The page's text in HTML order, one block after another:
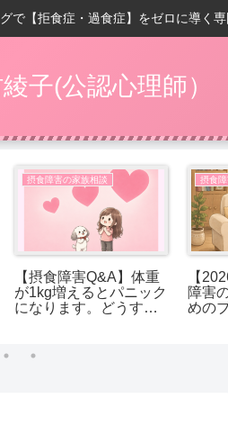
【拒食症・過食症】をゼロに導く専
子(公認心理師
摂食障害の家族相談
【摂食障害Q&A】体重
が1kg増えるとパニック
になります。どうすれ
摂食
【
障害
めの